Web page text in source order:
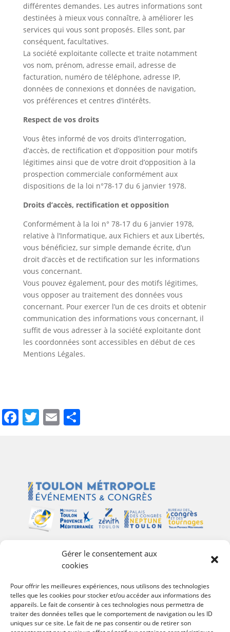
Gérer le consentement aux
cookies
Pour offrir les meilleures expériences, nous utilisons des technologies
telles que les cookies pour stocker et/ou accéder aux informations des
appareils. Le fait de consentir à ces technologies nous permettra de
traiter des données telles que le comportement de navigation ou les ID
uniques sur ce site. Le fait de ne pas consentir ou de retirer son
différentes demandes. Les autres informations sont
destinées à mieux vous connaître, à améliorer les
services qui vous sont proposés. Elles sont, par
conséquent, facultatives.
La société exploitante collecte et traite notamment
vos nom, prénom, adresse email, adresse de
facturation, numéro de téléphone, adresse IP,
données de connexions et données de navigation,
vos préférences et centres d’intérêts.
Respect de vos droits
Vous êtes informé de vos droits d’interrogation,
d’accès, de rectification et d’opposition pour motifs
légitimes ainsi que de votre droit d’opposition à la
prospection commerciale conformément aux
dispositions de la loi n°78-17 du 6 janvier 1978.
Droits d’accès, rectification et opposition
Conformément à la loi n° 78-17 du 6 janvier 1978,
relative à l’Informatique, aux Fichiers et aux Libertés,
vous bénéficiez, sur simple demande écrite, d’un
droit d’accès et de rectification sur les informations
vous concernant.
Vous pouvez également, pour des motifs légitimes,
vous opposer au traitement des données vous
concernant. Pour exercer l’un de ces droits et obtenir
communication des informations vous concernant, il
suffit de vous adresser à la société exploitante dont
les coordonnées sont accessibles en début de ces
Mentions Légales.
Facebook
Twitter
Email
Plan du site
Palais des Congrès Neptune
Zénith de Toulon
Bureau des Congrès et des Tournages
Événements